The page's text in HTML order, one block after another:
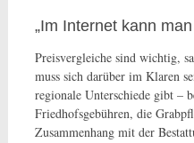
„Im Internet kann
Preisvergleiche sind wichtig,
muss sich darüber im Klaren
regionale Unterschiede gibt –
Friedhofsgebühren, die
Zusammenhang mit der